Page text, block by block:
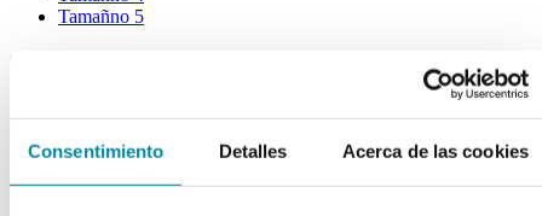
Consentimiento Detalles Acerca de las cookies
Tamañno 5
envases
Tapas farmacia
Frascos y tapas cosmética
Gama ariless
Tarros farmacia